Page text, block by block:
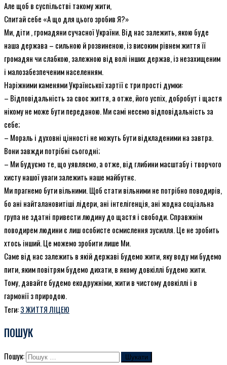
Але щоб в суспільстві такому жити,
Спитай себе «А що для цього зробив Я?»
Ми, діти , громадяни сучасної України. Від нас залежить, якою буде
наша держава – сильною й розвиненою, із високим рівнем життя її
громадян чи слабкою, залежною від волі інших держав, із незахищеним
і малозабезпеченим населенням.
Наріжними каменями Української хартії є три прості думки:
– Відповідальність за своє життя, а отже, його успіх, добробут і щастя
нікому не може бути переданою. Ми самі несемо відповідальність за
себе;
– Мораль і духовні цінності не можуть бути відкладеними на завтра.
Вони завжди потрібні сьогодні;
– Ми будуємо те, що уявляємо, а отже, від глибини масштабу і творчого
хисту нашої уваги залежить наше майбутнє.
Ми прагнемо бути вільними. Щоб стати вільними не потрібно поводирів,
бо ані найталановитіші лідери, ані інтелігенція, ані жодна соціальна
група не здатні привести людину до щастя і свободи. Справжнім
поводирем людини є лиш особисте осмислення зусилля. Це не зробить
хтось інший. Це можемо зробити лише Ми.
Саме від нас залежить в якій державі будемо жити, яку воду ми будемо
пити, яким повітрям будемо дихати, в якому довкіллі будемо жити.
Тому, давайте будемо екодружніми, жити в чистому довкіллі і в
гармонії з природою.
Теги:З ЖИТТЯ ЛІЦЕЮ
ПОШУК
Пошук: